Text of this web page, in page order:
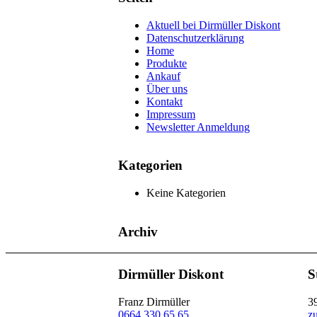
Aktuell bei Dirmüller Diskont
Datenschutzerklärung
Home
Produkte
Ankauf
Über uns
Kontakt
Impressum
Newsletter Anmeldung
Kategorien
Keine Kategorien
Archiv
Dirmüller Diskont
Franz Dirmüller
0664 330 65 65